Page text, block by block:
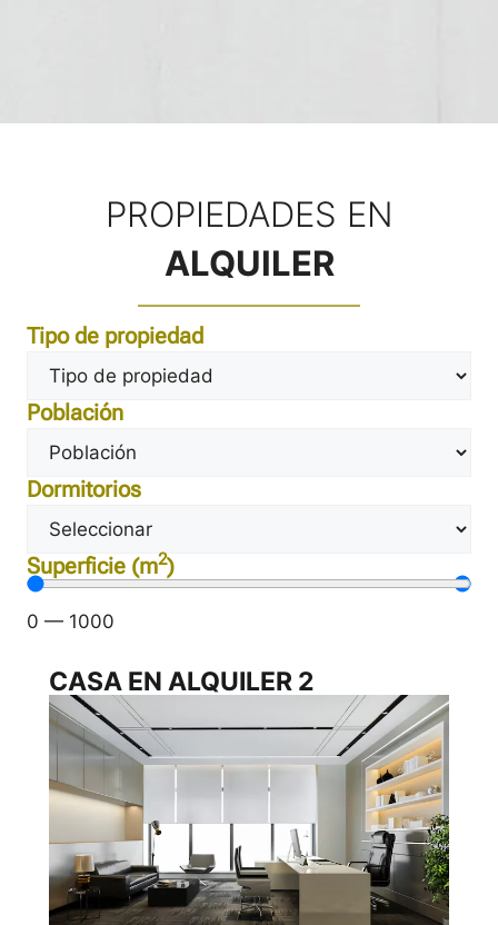
PROPIEDADES EN
ALQUILER
Tipo de propiedad
Población
Dormitorios
Superficie (m2)
0 — 1000
CASA EN ALQUILER 2